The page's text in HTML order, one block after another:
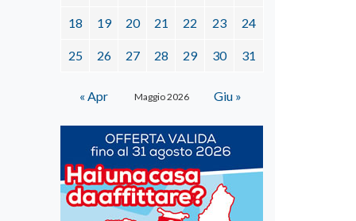
Maggio 2026
18 19 20 21 22 23 24
25 26 27 28 29 30 31
« Apr Giu »